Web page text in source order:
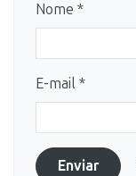
Nome *
E-mail *
Enviar